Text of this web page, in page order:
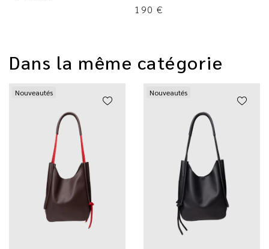
190 €
Dans la même catégorie
Nouveautés Nouveautés